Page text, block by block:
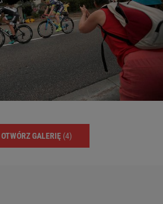
OTWÓRZ GALERIĘ (4)